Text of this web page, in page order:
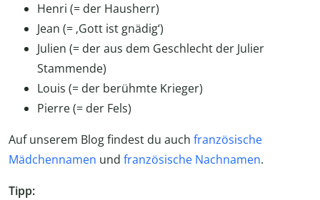
Henri (= der Hausherr)
Jean (= ‚Gott ist gnädig‘)
Julien (= der aus dem Geschlecht der Julier
Stammende)
Louis (= der berühmte Krieger)
Pierre (= der Fels)
Auf unserem Blog findest du auch französische
Mädchennamen und französische Nachnamen.
Tipp: